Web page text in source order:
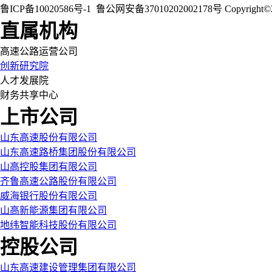
鲁ICP备10020586号-1
鲁公网安备37010202002178号
直属机构
高速公路运营公司
创新研究院
人才发展院
财务共享中心
上市公司
山东高速股份有限公司
山东高速路桥集团股份有限公司
山高控股集团有限公司
齐鲁高速公路股份有限公司
威海银行股份有限公司
山高新能源集团有限公司
地纬智能科技股份有限公司
控股公司
山东高速建设管理集团有限公司